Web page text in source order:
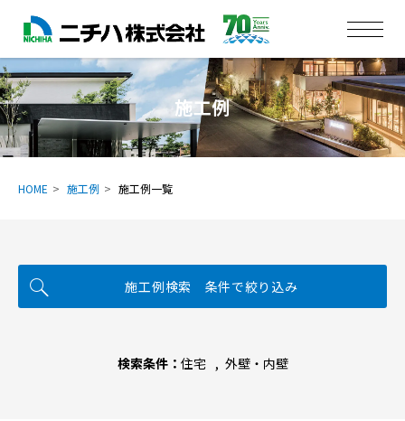
施工例
HOME 施工例 施工例一覧
施工例検索 条件で絞り込み
検索条件： 住宅 外壁・内壁